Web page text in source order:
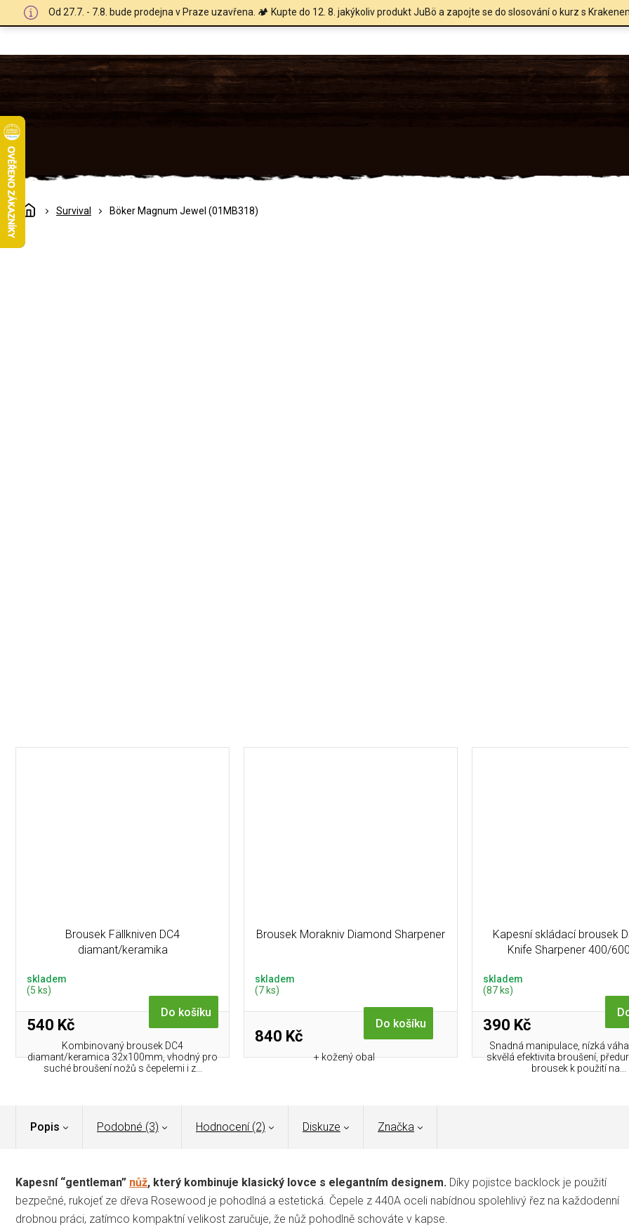
Od 27.7. - 7.8. bude prodejna v Praze uzavřena. 🏕️ Kupte do 12. 8. jakýkoliv produkt JuBö a zapojte se do slosování o kurz s
DomůSurvival Böker Magnum Jewel (01MB318)
Brousek Fällkniven DC4
diamant/keramika
skladem
(5 ks)
540 Kč
Do košíku
Kombinovaný brousek DC4
diamant/keramica 32x100mm, vhodný pro
suché broušení nožů s čepelemi i z...
Brousek Morakniv Diamond Sharpener
skladem
(7 ks)
840 Kč
Do košíku
+ kožený obal
Kapesní skládací brousek
Knife Sharpener 400/
skladem
(87 ks)
390 Kč
Snadná manipulace, nízká
skvělá efektivita broušení,
brousek k použití na...
Popis Podobné (3) Hodnocení (2) Diskuze Značka
Kapesní “gentleman” nůž, který kombinuje klasický lovce s elegantním designem. Díky pojistce backlock je použití
bezpečné, rukojeť ze dřeva Rosewood je pohodlná a estetická. Čepele z 440A oceli nabídnou spolehlivý řez na každodenní
drobnou práci, zatímco kompaktní velikost zaručuje, že nůž pohodlně schováte v kapse.